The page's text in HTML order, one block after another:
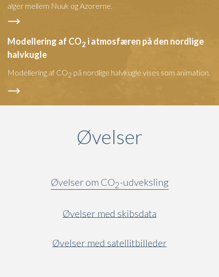
alger mellem Nuuk og Azorerne.
Modellering af CO2 i atmosfæren på den nordlige
halvkugle
Modellering af CO2 på nordlige halvkugle vises som animation.
Øvelser
Øvelser om CO2-udveksling
Øvelser med skibsdata
Øvelser med satellitbilleder